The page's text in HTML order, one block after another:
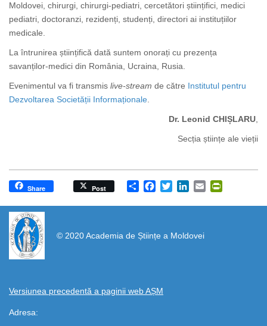
Moldovei, chirurgi, chirurgi-pediatri, cercetători științifici, medici
pediatri, doctoranzi, rezidenți, studenți, directori ai instituțiilor
medicale.
La întrunirea științifică dată suntem onorați cu prezența
savanților-medici din România, Ucraina, Rusia.
Evenimentul va fi transmis live-stream de către Institutul pentru
Dezvoltarea Societății Informaționale
Dr. Leonid CHIȘLARU
Secția științe ale vieții
Share
Share Post Facebook
TwitterLinkedIn
Email
© 2020 Academia de Științe a Moldovei
Versiunea precedentă a paginii web AȘM
Adresa:
https://propletenie.ru/